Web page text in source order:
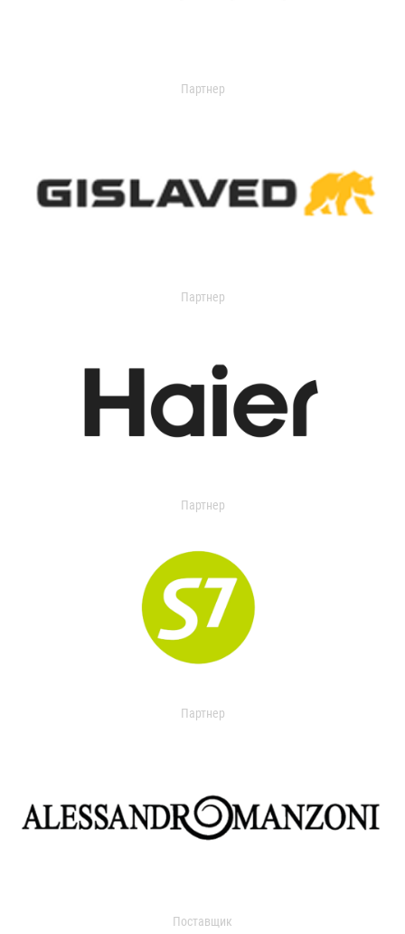
Партнер
Партнер
Партнер
Партнер
Поставщик